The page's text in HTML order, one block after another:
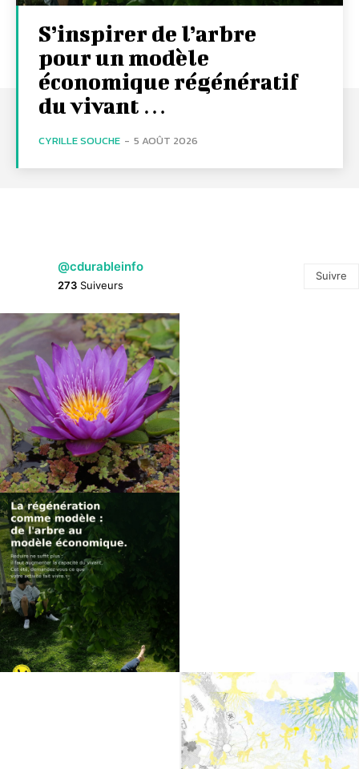
S’inspirer de l’arbre
pour un modèle
économique régénératif
du vivant …
CYRILLE SOUCHE - 5 AOÛT 2026
@cdurableinfo
273 Suiveurs
Suivre